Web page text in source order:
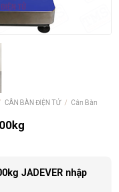
CÂN BÀN ĐIỆN TỬ / Cân Bàn
JADEVER nhập